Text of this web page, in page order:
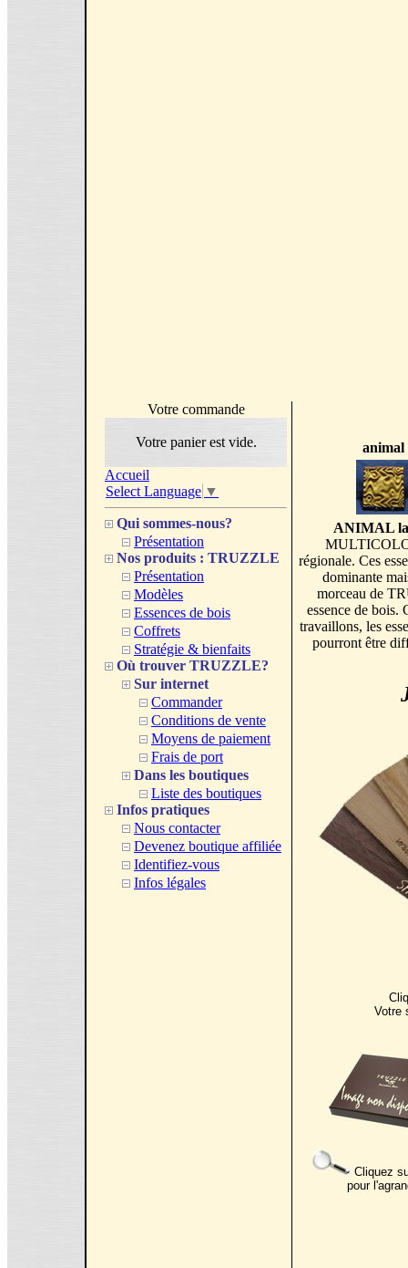
Votre commande
Votre panier est vide.
Accueil
Select Language ▼
Qui sommes-nous?
Présentation
Nos produits : TRUZZLE
Présentation
Modèles
Essences de bois
Coffrets
Stratégie & bienfaits
Où trouver TRUZZLE?
Sur internet
Commander
Conditions de vente
Moyens de paiement
Frais de port
Dans les boutiques
Liste des boutiques
Infos pratiques
Nous contacter
Devenez boutique affiliée
Identifiez-vous
Infos légales
animal
ANIMAL
régionale. Ces
dominante
morceau de
essence de bois.
travaillons, les
pourront être
Votre
Cliquez
pour